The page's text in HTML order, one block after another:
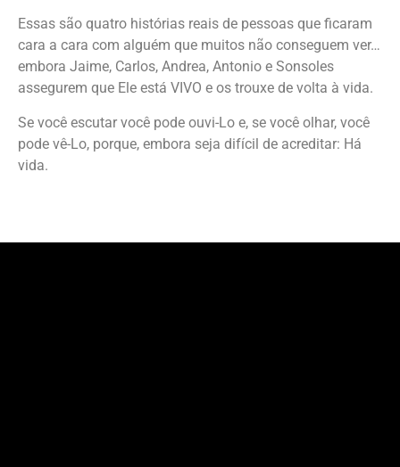
Essas são quatro histórias reais de pessoas que ficaram
cara a cara com alguém que muitos não conseguem ver…
embora Jaime, Carlos, Andrea, Antonio e Sonsoles
assegurem que Ele está VIVO e os trouxe de volta à vida.
Se você escutar você pode ouvi-Lo e, se você olhar, você
pode vê-Lo, porque, embora seja difícil de acreditar: Há
vida.